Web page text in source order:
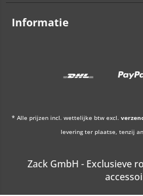
Informatie
* Alle prijzen incl. wettelijke btw excl.
levering ter plaatse, tenzij
Zack GmbH - Exclusieve